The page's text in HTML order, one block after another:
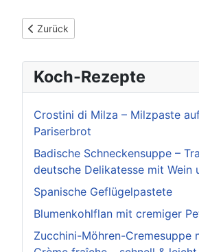
Vorheriger Beitrag: POL-Pforzheim:
Zurück
Koch-Rezepte
Crostini di Milza – Milzpaste
Pariserbrot
Badische Schneckensuppe –
deutsche Delikatesse mit Wein
Spanische Geflügelpastete
Blumenkohlflan mit cremiger
Zucchini-Möhren-Cremesuppe